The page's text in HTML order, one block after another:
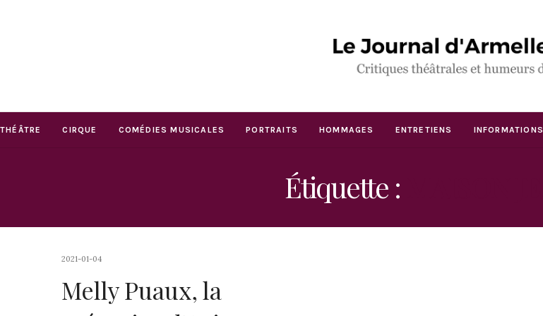
THÉÂTRE CIRQUE COMÉDIES MUSICALES PORTRAITS HOMMAGES ENTRETIENS INFORMATIONS
Étiquette :
2021-01-04
Melly Puaux, la